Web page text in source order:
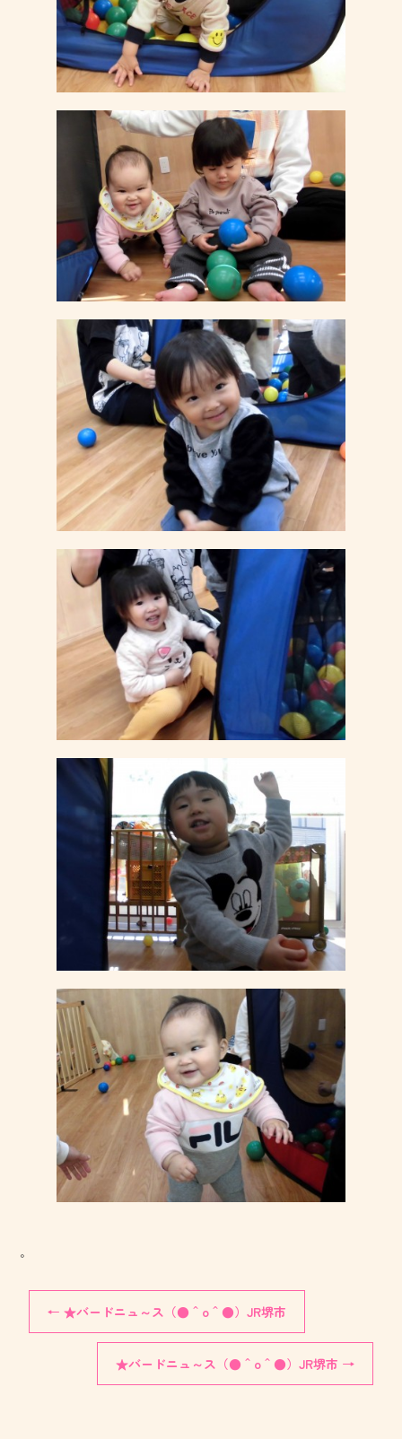
。
← ★バードニュ～ス（●＾o＾●）JR堺市
★バードニュ～ス（●＾o＾●）JR堺市 →